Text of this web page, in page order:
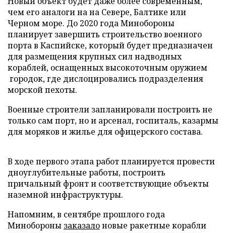
чем его аналоги на на Севере, Балтике или
Черном море. До 2020 года Минобороны
планирует завершить строительство военного
порта в Каспийске, который будет предназначен
для размещения крупных сил надводных
кораблей, оснащенных высокоточным оружием
городок, где дислоцировались подразделения
морской пехоты.
Военные строители запланировали построить не
только сам порт, но и арсенал, госпиталь, казармы
для моряков и жилье для офицерского состава.
В ходе первого этапа работ планируется провести
дноуглубительные работы, построить
причальный фронт и соответствующие объекты
наземной инфраструктуры.
Напомним, в сентябре прошлого года
Минобороны заказалоновые ракетные корабли